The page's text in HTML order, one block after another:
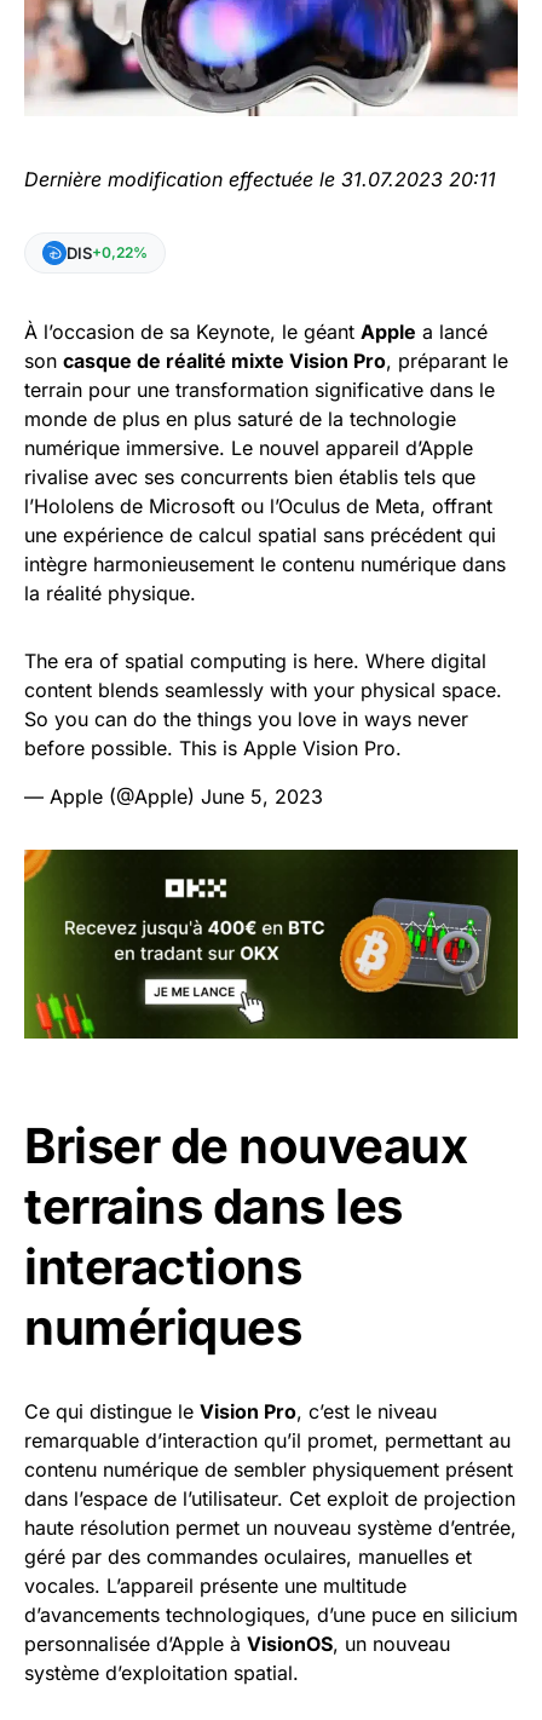
Dernière modification effectuée le 31.07.2023 20:11
DIS+0,22%
À l’occasion de sa Keynote, le géant Apple a lancé
son casque de réalité mixte Vision Pro, préparant le
terrain pour une transformation significative dans le
monde de plus en plus saturé de la technologie
numérique immersive. Le nouvel appareil d’Apple
rivalise avec ses concurrents bien établis tels que
l’Hololens de Microsoft ou l’Oculus de Meta, offrant
une expérience de calcul spatial sans précédent qui
intègre harmonieusement le contenu numérique dans
la réalité physique.
The era of spatial computing is here. Where digital
content blends seamlessly with your physical space.
So you can do the things you love in ways never
before possible. This is Apple Vision Pro.
— Apple (@Apple) June 5, 2023
Briser de nouveaux
terrains dans les
interactions
numériques
Ce qui distingue le Vision Pro, c’est le niveau
remarquable d’interaction qu’il promet, permettant au
contenu numérique de sembler physiquement présent
dans l’espace de l’utilisateur. Cet exploit de projection
haute résolution permet un nouveau système d’entrée,
géré par des commandes oculaires, manuelles et
vocales. L’appareil présente une multitude
d’avancements technologiques, d’une puce en silicium
personnalisée d’Apple à VisionOS, un nouveau
système d’exploitation spatial.